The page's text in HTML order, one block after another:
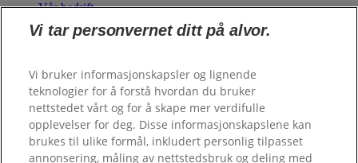
Vår bedrift
Hill's Pet
Fôrbestilling
Personalefôr
Hjelp
Vi tar personvernet ditt på alvor.
Vi bruker informasjonskapsler og lignende
teknologier for å forstå hvordan du bruker
nettstedet vårt og for å skape mer verdifulle
opplevelser for deg. Disse informasjonskapslene kan
brukes til ulike formål, inkludert personlig tilpasset
annonsering, måling av nettstedsbruk og deling med